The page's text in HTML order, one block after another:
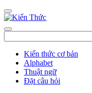
Kiến thức cơ bản
Alphabet
Thuật ngữ
Đặt câu hỏi